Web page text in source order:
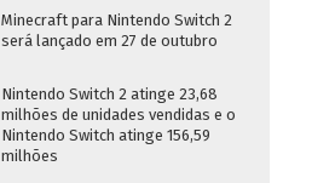
Minecraft para Nintendo Switch 2
será lançado em 27 de outubro
Nintendo Switch 2 atinge 23,68
milhões de unidades vendidas e o
Nintendo Switch atinge 156,59
milhões